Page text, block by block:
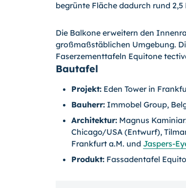
begrünte Fläche dadurch rund
Die Balkone erweitern den
großmaßstäblichen Umgebung.
Faserzementtafeln Equitone
Bautafel
Projekt: Eden Tower in
Bauherr: Immobel Group,
Architektur: Magnus
Chicago/USA (Entwurf),
Frankfurt a.M. und Jaspers-
Produkt: Fassadentafel